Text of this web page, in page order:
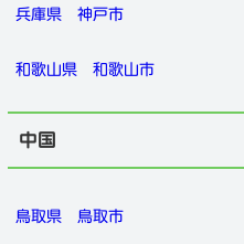
兵庫県 神戸市
和歌山県 和歌山市
中国
鳥取県 鳥取市